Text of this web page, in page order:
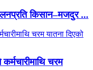
किसान–मजदुर ...
चरम